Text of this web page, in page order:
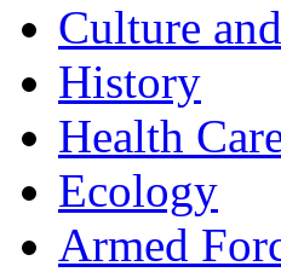
Culture
History
Health
Ecology
Armed